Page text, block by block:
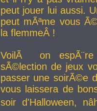
peut jouer lui aussi.
peut mÃªme vous
la flemmeÂ !
VoilÃ on
sÃ©lection de jeux
passer une soirÃ©e
vous laissera de
soir d'Halloween,